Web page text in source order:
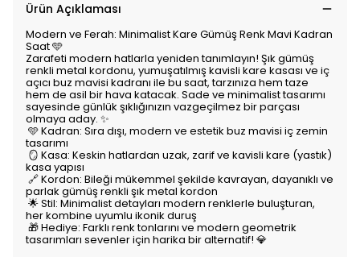
Ürün Açıklaması
Modern ve Ferah: Minimalist Kare Gümüş Renk Mavi Kadran
Saat 🩵
Zarafeti modern hatlarla yeniden tanımlayın! Şık gümüş
renkli metal kordonu, yumuşatılmış kavisli kare kasası ve iç
açıcı buz mavisi kadranı ile bu saat, tarzınıza hem taze
hem de asil bir hava katacak. Sade ve minimalist tasarımı
sayesinde günlük şıklığınızın vazgeçilmez bir parçası
olmaya aday. ✨
🩵 Kadran: Sıra dışı, modern ve estetik buz mavisi iç zemin
tasarımı
🪞 Kasa: Keskin hatlardan uzak, zarif ve kavisli kare (yastık)
kasa yapısı
🔗 Kordon: Bileği mükemmel şekilde kavrayan, dayanıklı ve
parlak gümüş renkli şık metal kordon
🌟 Stil: Minimalist detayları modern renklerle buluşturan,
her kombine uyumlu ikonik duruş
🎁 Hediye: Farklı renk tonlarını ve modern geometrik
tasarımları sevenler için harika bir alternatif! 💎